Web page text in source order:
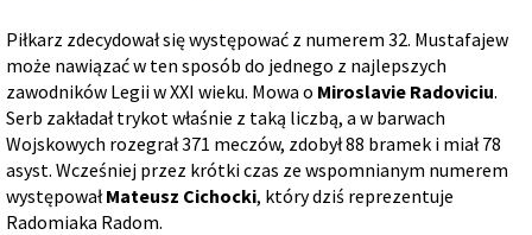
Piłkarz zdecydował się występować z numerem 32. Mustafajew
może nawiązać w ten sposób do jednego z najlepszych
zawodników Legii w XXI wieku. Mowa o Miroslavie Radoviciu.
Serb zakładał trykot właśnie z taką liczbą, a w barwach
Wojskowych rozegrał 371 meczów, zdobył 88 bramek i miał 78
asyst. Wcześniej przez krótki czas ze wspomnianym numerem
występowałMateusz Cichocki, który dziś reprezentuje
Radomiaka Radom.